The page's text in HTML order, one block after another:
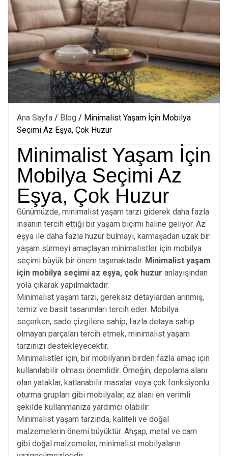
Ana Sayfa / Blog / Minimalist Yaşam İçin Mobilya
Seçimi Az Eşya, Çok Huzur
Minimalist Yaşam İçin
Mobilya Seçimi Az
Eşya, Çok Huzur
Günümüzde, minimalist yaşam tarzı giderek daha fazla
insanın tercih ettiği bir yaşam biçimi haline geliyor. Az
eşya ile daha fazla huzur bulmayı, karmaşadan uzak bir
yaşam sürmeyi amaçlayan minimalistler için mobilya
seçimi büyük bir önem taşımaktadır. Minimalist yaşam
için mobilya seçimi az eşya, çok huzur anlayışından
yola çıkarak yapılmaktadır.
Minimalist yaşam tarzı, gereksiz detaylardan arınmış,
temiz ve basit tasarımları tercih eder. Mobilya
seçerken, sade çizgilere sahip, fazla detaya sahip
olmayan parçaları tercih etmek, minimalist yaşam
tarzınızı destekleyecektir.
Minimalistler için, bir mobilyanın birden fazla amaç için
kullanılabilir olması önemlidir. Örneğin, depolama alanı
olan yataklar, katlanabilir masalar veya çok fonksiyonlu
oturma grupları gibi mobilyalar, az alanı en verimli
şekilde kullanmanıza yardımcı olabilir.
Minimalist yaşam tarzında, kaliteli ve doğal
malzemelerin önemi büyüktür. Ahşap, metal ve cam
gibi doğal malzemeler, minimalist mobilyaların